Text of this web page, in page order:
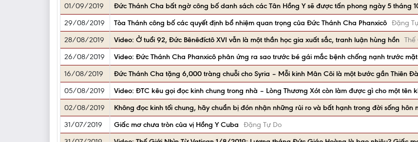
01/09/2019
Đức Thánh Cha bất ngờ công bố danh sách các Tân Hồng Y sẽ được tấn phong ngày 5 tháng
29/08/2019
Tòa Thánh công bố các quyết định bổ nhiệm quan trọng của Đức Thánh Cha Phanxicô Đặng
28/08/2019
Video: Ở tuổi 92, Đức Bênêđíctô XVI vẫn là một thần học gia xuất sắc, tranh luận hùng hồn Thế
26/08/2019
Video: Đức Thánh Cha Phanxicô phản ứng ra sao trước bé gái mắc bệnh chống nạnh trước
16/08/2019
Đức Thánh Cha tặng 6,000 tràng chuỗi cho Syria – Mỗi kinh Mân Côi là một bước gần Thiên
05/08/2019
Video: ĐTC kêu gọi đọc kinh chung trong nhà – Lòng Thương Xót còn làm được gì cho một tên
02/08/2019
Không đọc kinh tối chung, hãy chuẩn bị đón nhận những rủi ro và bất hạnh trong đời sống hôn
31/07/2019
Giấc mơ chưa tròn của vị Hồng Y Cuba
Đặng Tự Do